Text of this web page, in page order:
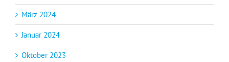
März 2024
Januar 2024
Oktober 2023